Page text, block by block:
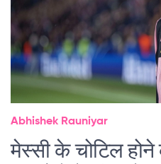
Abhishek Rauniyar
मेस्सी के चोटिल